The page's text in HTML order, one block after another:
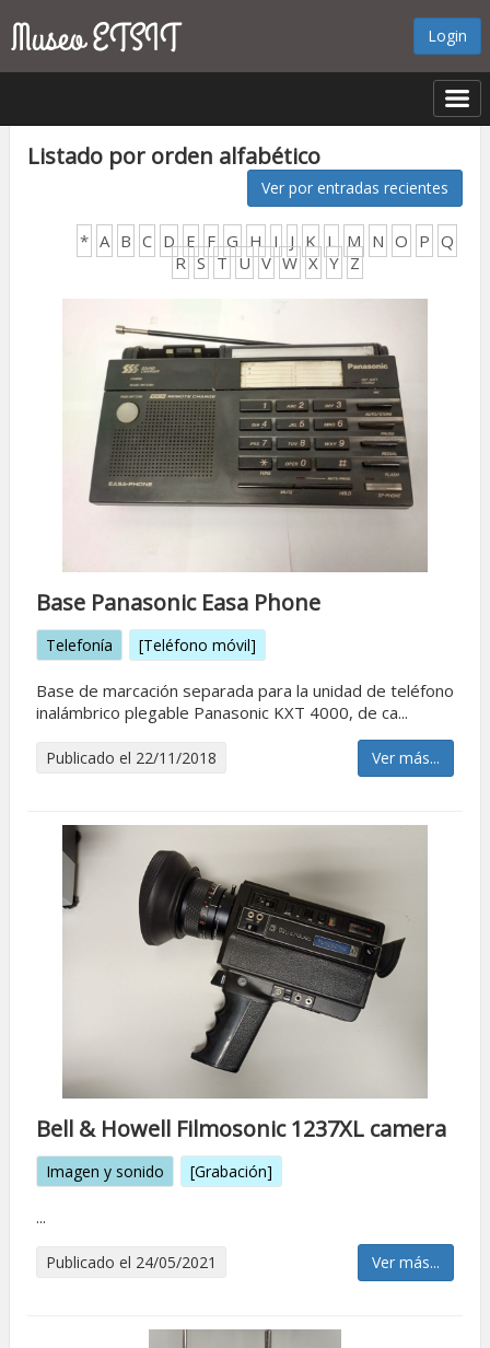
Login
Listado por orden alfabético
Ver por entradas recientes
* A B C D E F G H I J K L M N O P Q
R S T U V W X Y Z
Base Panasonic Easa Phone
Telefonía [Teléfono móvil]
Base de marcación separada para la unidad de teléfono
inalámbrico plegable Panasonic KXT 4000, de ca...
Publicado el 22/11/2018 Ver más...
Bell & Howell Filmosonic 1237XL camera
Imagen y sonido [Grabación]
...
Publicado el 24/05/2021 Ver más...